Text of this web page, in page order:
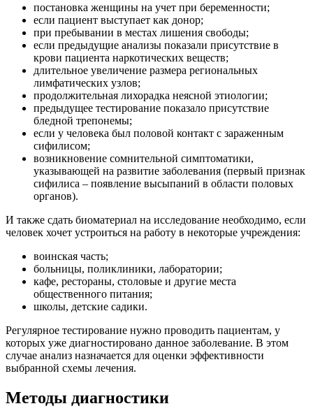
постановка женщины на учет при беременности;
если пациент выступает как донор;
при пребывании в местах лишения свободы;
если предыдущие анализы показали присутствие в
крови пациента наркотических веществ;
длительное увеличение размера региональных
лимфатических узлов;
продолжительная лихорадка неясной этиологии;
предыдущее тестирование показало присутствие
бледной трепонемы;
если у человека был половой контакт с зараженным
сифилисом;
возникновение сомнительной симптоматики,
указывающей на развитие заболевания (первый признак
сифилиса – появление высыпаний в области половых
органов).
И также сдать биоматериал на исследование необходимо, если
человек хочет устроиться на работу в некоторые учреждения:
воинская часть;
больницы, поликлиники, лаборатории;
кафе, рестораны, столовые и другие места
общественного питания;
школы, детские садики.
Регулярное тестирование нужно проводить пациентам, у
которых уже диагностировано данное заболевание. В этом
случае анализ назначается для оценки эффективности
выбранной схемы лечения.
Методы диагностики